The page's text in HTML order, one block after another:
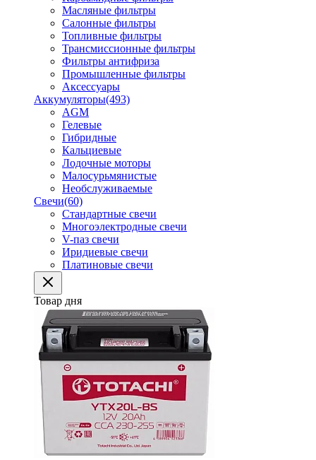
Масляные фильтры
Салонные фильтры
Топливные фильтры
Трансмиссионные фильтры
Фильтры антифриза
Промышленные фильтры
Аксессуары
Аккумуляторы(493)
AGM
Гелевые
Гибридные
Кальциевые
Лодочные моторы
Малосурьмянистые
Необслуживаемые
Свечи(60)
Стандартные свечи
Многоэлектродные свечи
V-паз свечи
Иридиевые свечи
Платиновые свечи
Товар дня